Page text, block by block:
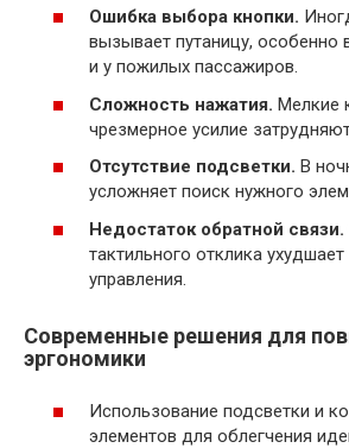
Ошибка выбора кнопки.
вызывает путаницу, особенно
и у пожилых пассажиров.
Сложность нажатия. Мелкие
чрезмерное усилие
Отсутствие подсветки. В
усложняет поиск нужного
Недостаток обратной связи.
тактильного отклика
управления.
Современные решения для
эргономики
Использование подсветки и
элементов для облегчения